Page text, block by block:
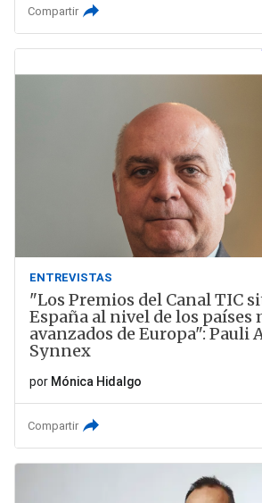
Compartir
ENTREVISTAS
"Los Premios del Canal TIC
España al nivel de los países
avanzados de Europa": Pauli
Synnex
por Mónica Hidalgo
Compartir